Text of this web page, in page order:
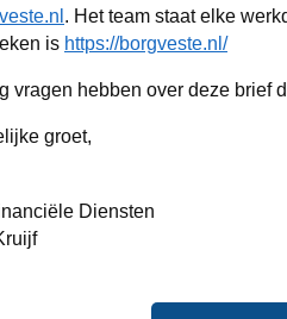
. Het team staat elke
is https://borgveste.nl/
vragen hebben over deze brief
groet,
Diensten